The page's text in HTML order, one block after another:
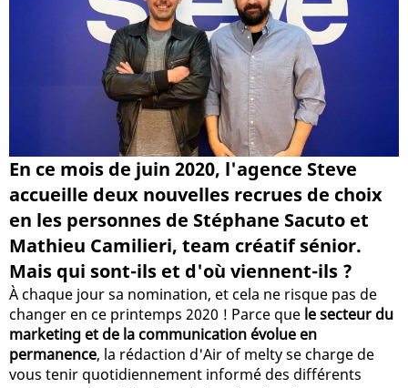
En ce mois de juin 2020, l'agence Steve
accueille deux nouvelles recrues de choix
en les personnes de Stéphane Sacuto et
Mathieu Camilieri, team créatif sénior.
Mais qui sont-ils et d'où viennent-ils ?
À chaque jour sa nomination, et cela ne risque pas de
changer en ce printemps 2020 ! Parce que le secteur du
marketing et de la communication évolue en
permanence, la rédaction d'Air of melty se charge de
vous tenir quotidiennement informé des différents